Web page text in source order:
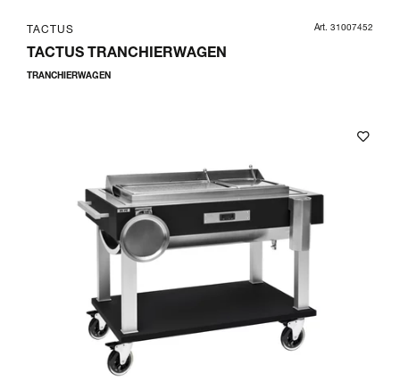
TACTUS Art. 31007452
TACTUS TRANCHIERWAGEN
TRANCHIERWAGEN